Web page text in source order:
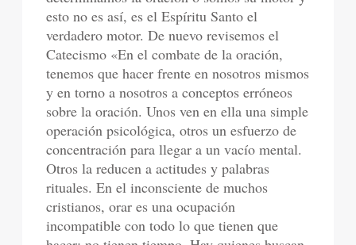
esto no es así, es el Espíritu Santo el
verdadero motor. De nuevo revisemos el
Catecismo «En el combate de la oración,
tenemos que hacer frente en nosotros mismos
y en torno a nosotros a conceptos erróneos
sobre la oración. Unos ven en ella una simple
operación psicológica, otros un esfuerzo de
concentración para llegar a un vacío mental.
Otros la reducen a actitudes y palabras
rituales. En el inconsciente de muchos
cristianos, orar es una ocupación
incompatible con todo lo que tienen que